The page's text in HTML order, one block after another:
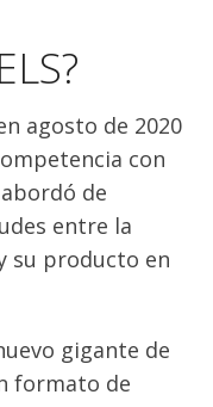
agosto de 2020
con
de
entre la
su producto en
gigante de
formato de